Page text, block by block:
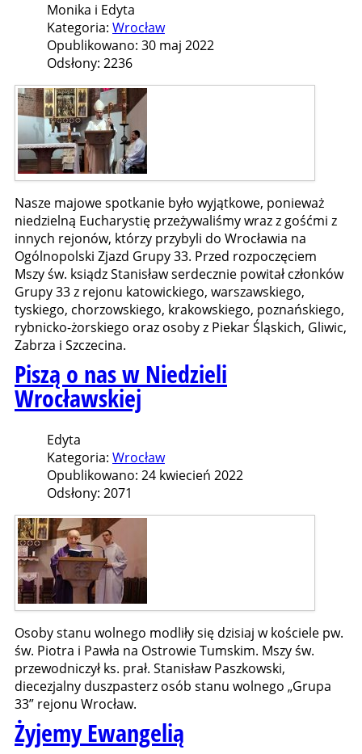
Monika i Edyta
Kategoria: Wrocław
Opublikowano: 30 maj 2022
Odsłony: 2236
Nasze majowe spotkanie było wyjątkowe, ponieważ
niedzielną Eucharystię przeżywaliśmy wraz z gośćmi z
innych rejonów, którzy przybyli do Wrocławia na
Ogólnopolski Zjazd Grupy 33. Przed rozpoczęciem
Mszy św. ksiądz Stanisław serdecznie powitał członków
Grupy 33 z rejonu katowickiego, warszawskiego,
tyskiego, chorzowskiego, krakowskiego, poznańskiego,
rybnicko-żorskiego oraz osoby z Piekar Śląskich, Gliwic,
Zabrza i Szczecina.
Piszą o nas w Niedzieli
Wrocławskiej
Edyta
Kategoria: Wrocław
Opublikowano: 24 kwiecień 2022
Odsłony: 2071
Osoby stanu wolnego modliły się dzisiaj w kościele pw.
św. Piotra i Pawła na Ostrowie Tumskim. Mszy św.
przewodniczył ks. prał. Stanisław Paszkowski,
diecezjalny duszpasterz osób stanu wolnego „Grupa
33” rejonu Wrocław.
Żyjemy Ewangelią